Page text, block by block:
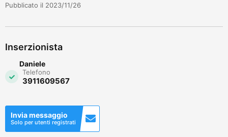
Pubblicato il 2023/11/26
Inserzionista
Daniele
Telefono
3911609567
Invia messaggio
Solo per utenti registrati